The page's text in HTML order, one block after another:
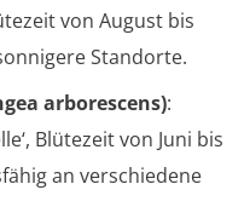
von August bis
Standorte.
arborescens):
Blütezeit von Juni bis
an verschiedene